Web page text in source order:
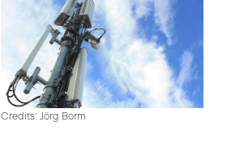
Credits: Jörg Borm